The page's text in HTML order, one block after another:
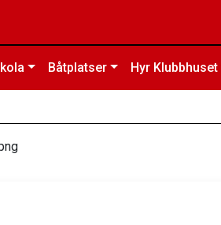
Båtplatser Hyr Klubbhuset